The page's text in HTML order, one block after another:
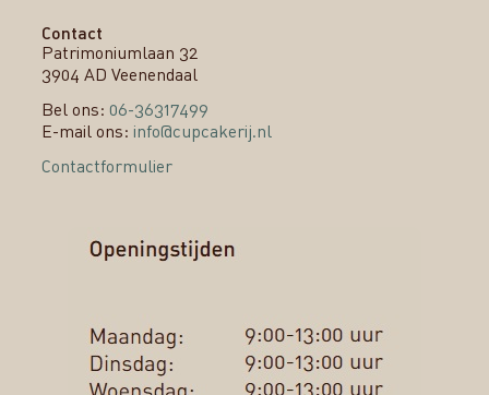
Contact
Patrimoniumlaan 32
3904 AD Veenendaal
Bel ons: 06-36317499
E-mail ons: info@cupcakerij.nl
Contactformulier